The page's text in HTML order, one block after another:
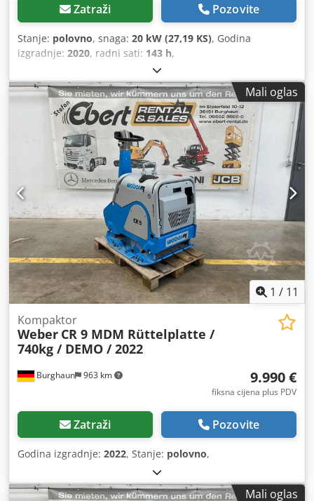
Zatraži Pozovite
Stanje: polovno, snaga: 20 kW (27,19 KS), Godina
izgradnje: 2020, radni sati: 143 h,
Mali oglas
1 / 11
Burghaun 963 km
Kompaktor
Weber CR 9 MDM Rüttelplatte /
740kg / DEMO / 2022
9.990 €
fiksna cijena plus PDV
Zatraži Pozovite
Godina izgradnje: 2022, Stanje: polovno,
Mali oglas